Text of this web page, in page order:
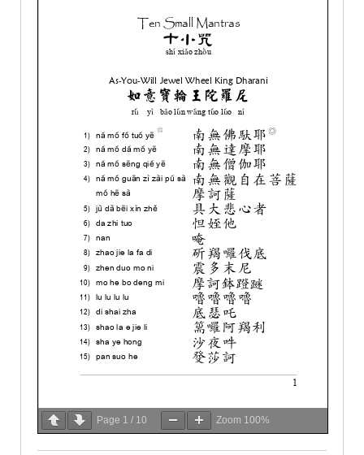
Page 1 / 10 Zoom 100%